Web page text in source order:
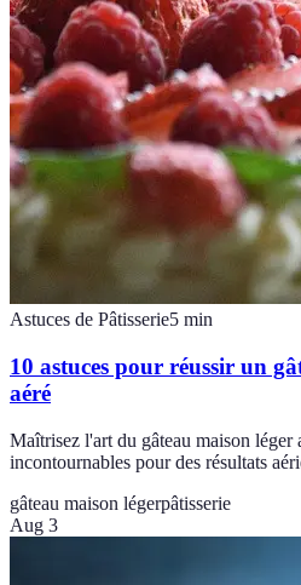
Astuces de Pâtisserie5 min
10 astuces pour réussir un
aéré
Maîtrisez l'art du gâteau maison léger
incontournables pour des résultats
gâteau maison légerpâtisserie
Aug 3